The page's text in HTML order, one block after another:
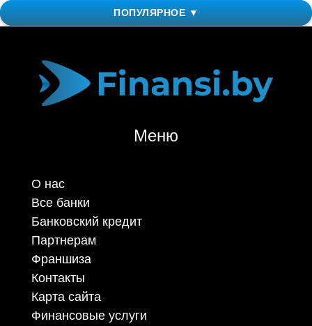
ПОПУЛЯРНОЕ ▼
Меню
О нас
Все банки
Банковский кредит
Партнерам
Франшиза
Контакты
Карта сайта
Финансовые услуги